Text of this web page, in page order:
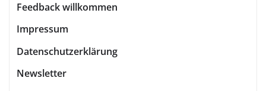
Feedback willkommen
Impressum
Datenschutzerklärung
Newsletter